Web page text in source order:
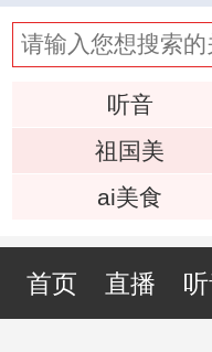
听音
祖国美
ai美食
首页 直播